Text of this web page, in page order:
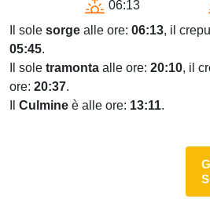
06:13
Il sole sorge alle ore: 06:13, il
05:45.
Il sole tramonta alle ore: 20:10, il
ore: 20:37.
Culmine è alle ore: 13:11.